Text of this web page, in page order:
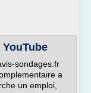
sondages.fr
a
un emploi,